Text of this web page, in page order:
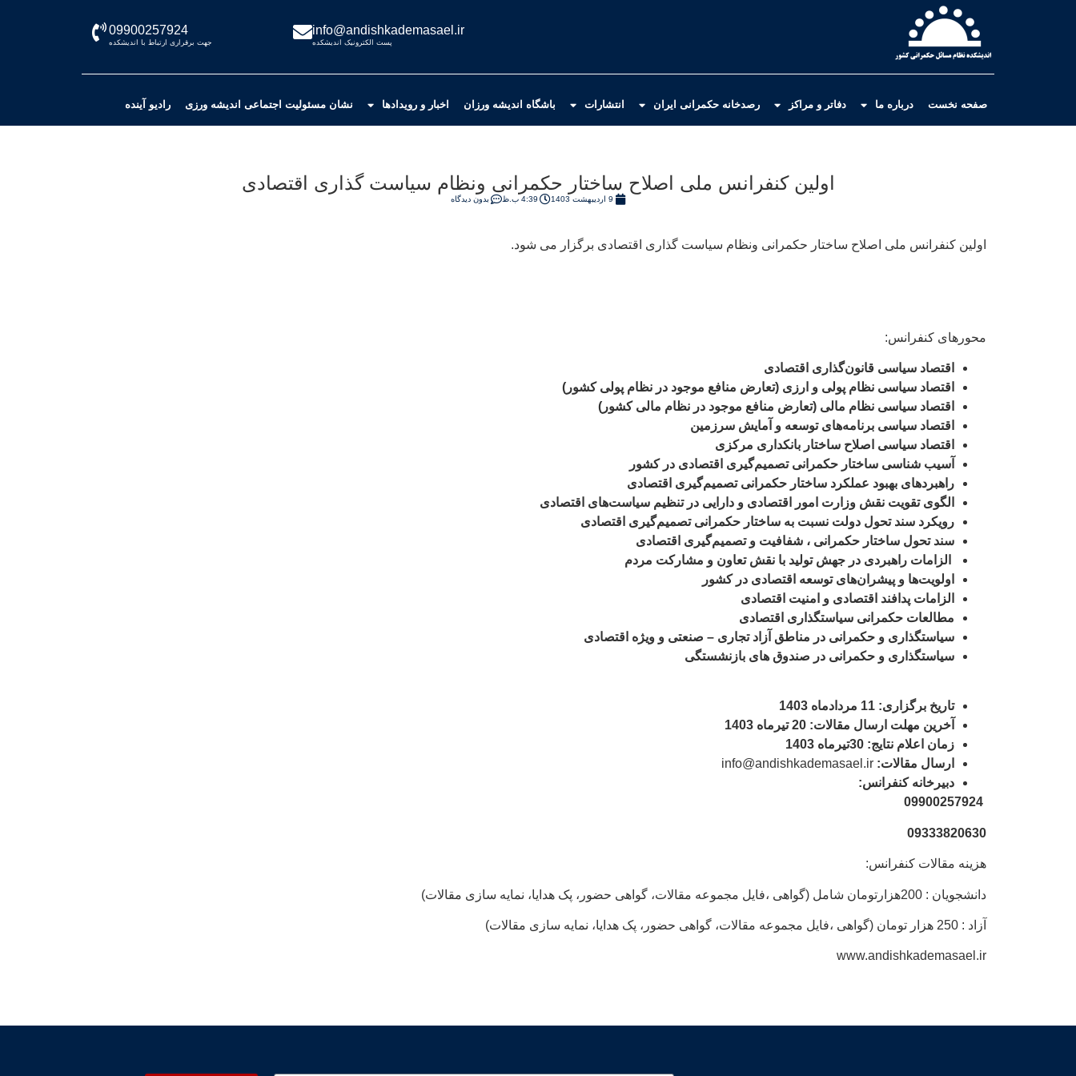
info@andishkademasael.ir
پست الکترونیک اندیشکده
09900257924
جهت برقراری ارتباط با اندیشکده
صفحه نخست درباره ما دفاتر و مراکز رصدخانه حکمرانی ایران انتشارات باشگاه اندیشه ورزان اخبار و رویدادها نشان مسئولیت اجتماعی اندیشه ورزی رادیو آینده
اولین کنفرانس ملی اصلاح ساختار حکمرانی ونظام سیاست گذاری اقتصادی
9 اردیبهشت 1403 4:39 ب.ظ بدون دیدگاه
اولین کنفرانس ملی اصلاح ساختار حکمرانی ونظام سیاست گذاری اقتصادی برگزار می شود.
محورهای کنفرانس:
اقتصاد سیاسی قانون‌گذاری اقتصادی
اقتصاد سیاسی نظام پولی و ارزی (تعارض منافع موجود در نظام پولی کشور)
اقتصاد سیاسی نظام مالی (تعارض منافع موجود در نظام مالی کشور)
اقتصاد سیاسی برنامه‌های توسعه و آمایش سرزمین
اقتصاد سیاسی اصلاح ساختار بانکداری مرکزی
آسیب‌ شناسی ساختار حکمرانی تصمیم‌گیری اقتصادی در کشور
راهبردهای بهبود عملکرد ساختار حکمرانی تصمیم‌گیری اقتصادی
الگوی تقویت نقش وزارت امور اقتصادی و دارایی در تنظیم سیاست‌های اقتصادی
رویکرد سند تحول دولت نسبت به ساختار حکمرانی تصمیم‌گیری اقتصادی
سند تحول ساختار حکمرانی ، شفافیت و تصمیم‌گیری اقتصادی
الزامات راهبردی در جهش تولید با نقش تعاون و مشارکت مردم
اولویت‌ها و پیشران‌های توسعه اقتصادی در کشور
الزامات پدافند اقتصادی و امنیت اقتصادی
مطالعات حکمرانی سیاستگذاری اقتصادی
سیاستگذاری و حکمرانی در مناطق آزاد تجاری – صنعتی و ویژه اقتصادی
سیاستگذاری و حکمرانی در صندوق های بازنشستگی
تاریخ برگزاری: 11 مردادماه 1403
آخرین مهلت ارسال مقالات: 20 تیرماه 1403
زمان اعلام نتایج: 30تیرماه 1403
ارسال مقالات: info@andishkademasael.ir
دبیرخانه کنفرانس:
09900257924
09333820630
هزینه مقالات کنفرانس:
دانشجویان : 200هزارتومان شامل (گواهی ،فایل مجموعه مقالات، گواهی حضور، پک هدایا، نمایه سازی مقالات)
آزاد : 250 هزار تومان (گواهی ،فایل مجموعه مقالات، گواهی حضور، پک هدایا، نمایه سازی مقالات)
www.andishkademasael.ir